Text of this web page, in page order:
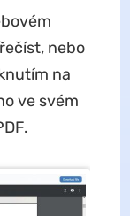
nebo
na
ve svém